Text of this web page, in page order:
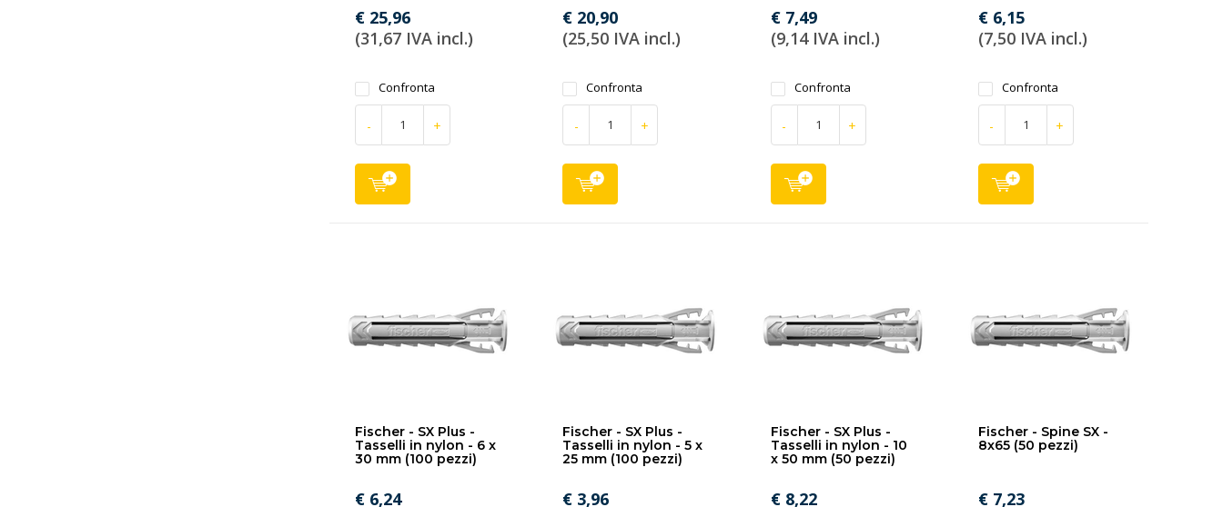
€ 25,96
(31,67 IVA incl.)
Confronta
- +
€ 20,90
(25,50 IVA incl.)
Confronta
- +
€ 7,49
(9,14 IVA incl.)
Confronta
- +
€ 6,15
(7,50 IVA incl.)
Confronta
- +
Fischer - SX Plus -
Tasselli in nylon - 6 x
30 mm (100 pezzi)
€ 6,24
Fischer - SX Plus -
Tasselli in nylon - 5 x
25 mm (100 pezzi)
€ 3,96
Fischer - SX Plus -
Tasselli in nylon - 10
x 50 mm (50 pezzi)
€ 8,22
Fischer - Spine SX -
8x65 (50 pezzi)
€ 7,23